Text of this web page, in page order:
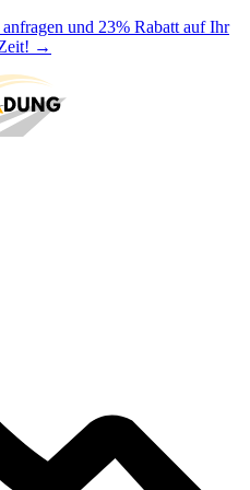
anfragen und 23% Rabatt auf Ihr
→